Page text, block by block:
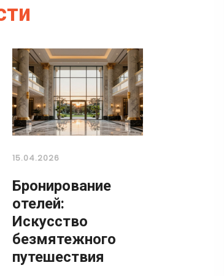
15.04.2026
Бронирование
отелей:
Искусство
безмятежного
путешествия